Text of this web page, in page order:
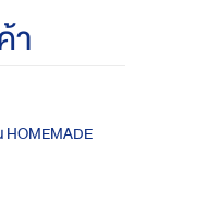
า
HOMEMADE